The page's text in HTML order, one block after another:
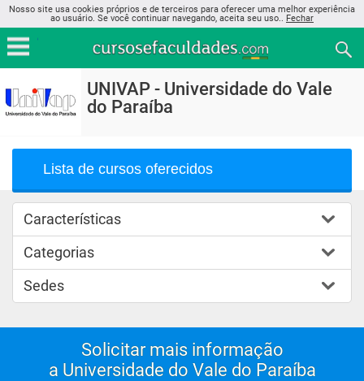
Nosso site usa cookies próprios e de terceiros para oferecer uma melhor experiência
ao usuário. Se você continuar navegando, aceita seu uso.. Fechar
UNIVAP - Universidade do Vale
do Paraíba
Lista de cursos oferecidos
Características
Categorias
Sedes
Solicitar mais informação
a Universidade do Vale do Paraíba